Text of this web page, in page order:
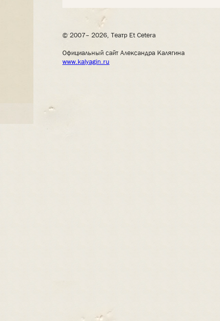
© 2007– 2026, Театр Et Cetera
Официальный сайт Александра Калягина
www.kalyagin.ru